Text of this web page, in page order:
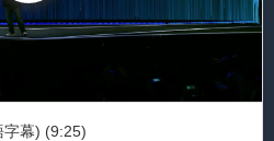
字幕) (9:25)